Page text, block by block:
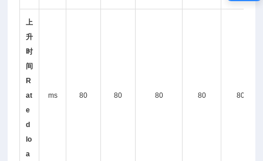
上
升
时
间
R
at
e
d
lo
a
ms 80 80 80 80 80